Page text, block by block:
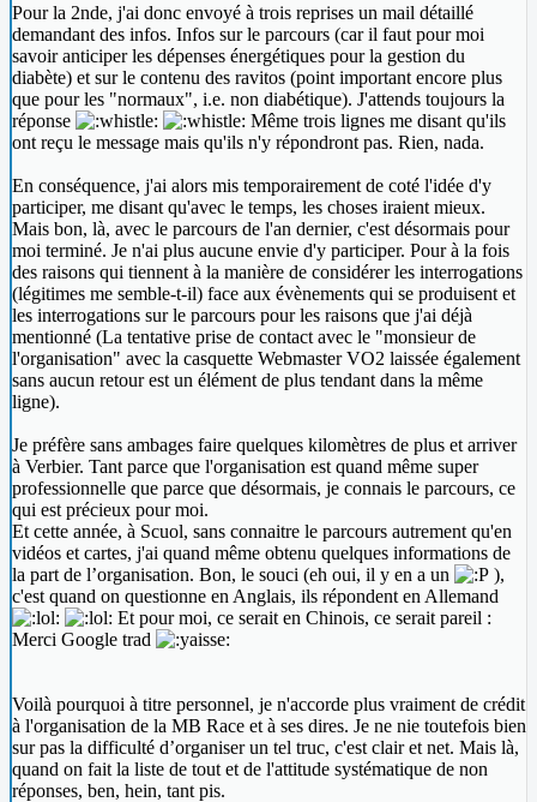
Pour la 2nde, j'ai donc envoyé à trois reprises un mail détaillé
demandant des infos. Infos sur le parcours (car il faut pour moi
savoir anticiper les dépenses énergétiques pour la gestion du
diabète) et sur le contenu des ravitos (point important encore plus
que pour les "normaux", i.e. non diabétique). J'attends toujours la
réponse
Même trois lignes me disant qu'ils
ont reçu le message mais qu'ils n'y répondront pas. Rien, nada.
En conséquence, j'ai alors mis temporairement de coté l'idée d'y
participer, me disant qu'avec le temps, les choses iraient mieux.
Mais bon, là, avec le parcours de l'an dernier, c'est désormais pour
moi terminé. Je n'ai plus aucune envie d'y participer. Pour à la fois
des raisons qui tiennent à la manière de considérer les interrogations
(légitimes me semble-t-il) face aux évènements qui se produisent et
les interrogations sur le parcours pour les raisons que j'ai déjà
mentionné (La tentative prise de contact avec le "monsieur de
l'organisation" avec la casquette Webmaster VO2 laissée également
sans aucun retour est un élément de plus tendant dans la même
ligne).
Je préfère sans ambages faire quelques kilomètres de plus et arriver
à Verbier. Tant parce que l'organisation est quand même super
professionnelle que parce que désormais, je connais le parcours, ce
qui est précieux pour moi.
Et cette année, à Scuol, sans connaitre le parcours autrement qu'en
vidéos et cartes, j'ai quand même obtenu quelques informations de
la part de l’organisation. Bon, le souci (eh oui, il y en a un
),
c'est quand on questionne en Anglais, ils répondent en Allemand
Et pour moi, ce serait en Chinois, ce serait pareil :
Merci Google trad
Voilà pourquoi à titre personnel, je n'accorde plus vraiment de crédit
à l'organisation de la MB Race et à ses dires. Je ne nie toutefois bien
sur pas la difficulté d’organiser un tel truc, c'est clair et net. Mais là,
quand on fait la liste de tout et de l'attitude systématique de non
réponses, ben, hein, tant pis.